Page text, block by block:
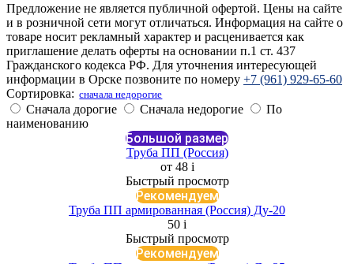
Предложение не является публичной офертой. Цены на сайте
и в розничной сети могут отличаться. Информация на сайте о
товаре носит рекламный характер и расценивается как
приглашение делать оферты на основании п.1 ст. 437
Гражданского кодекса РФ. Для уточнения интересующей
информации в Орске позвоните по номеру +7 (961) 929-65-60
Сортировка: cначала недорогие
Сначала дорогие Сначала недорогие
По
наименованию
Большой размер
Труба ПП (Россия)
от 48 i
Быстрый просмотр
Рекомендуем
Труба ПП армированная (Россия) Ду-20
50 i
Быстрый просмотр
Рекомендуем